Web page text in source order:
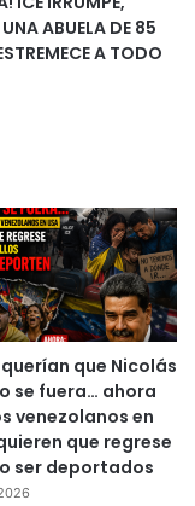
ABUELA DE 85
A TODO
que Nicolás
se fuera… ahora
venezolanos en
quieren que regrese
ser deportados